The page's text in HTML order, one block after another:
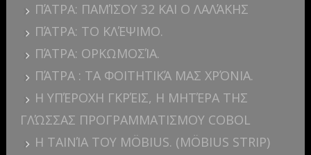
ΠΆΤΡΑ: ΠΑΜΊΣΟΥ 32 ΚΑΙ Ο ΛΑΛΆΚΗΣ
ΠΆΤΡΑ: ΤΟ ΚΛΈΨΙΜΟ.
ΠΆΤΡΑ: ΟΡΚΩΜΟΣΊΑ.
ΠΆΤΡΑ : ΤΑ ΦΟΙΤΗΤΙΚΆ ΜΑΣ ΧΡΌΝΙΑ.
Η ΥΠΈΡΟΧΗ ΓΚΡΈΙΣ, Η ΜΗΤΈΡΑ ΤΗΣ
ΓΛΏΣΣΑΣ ΠΡΟΓΡΑΜΜΑΤΙΣΜΟΥ COBOL
Η ΤΑΙΝΊΑ ΤΟΥ MÖBIUS. (MÖBIUS STRIP)